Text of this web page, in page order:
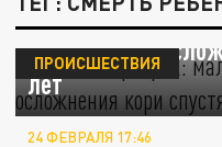
Болезнь-призрак:
отложенного
лет
ПРОИСШЕСТВИЯ
24 ФЕВРАЛЯ 17:46